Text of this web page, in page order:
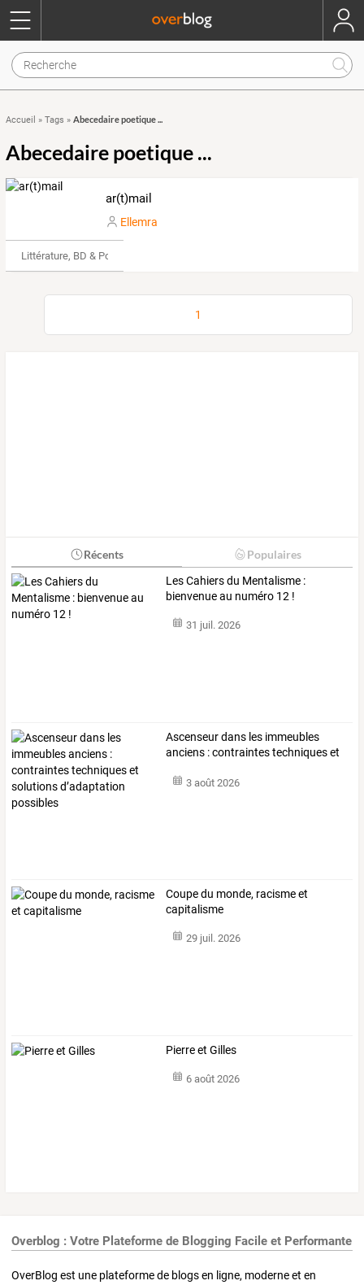
Accueil » Tags » Abecedaire poetique ...
Abecedaire poetique ...
ar(t)mail
Ellemra
Littérature, BD & Poésie
1
Récents Populaires
Les Cahiers du Mentalisme :
bienvenue au numéro 12 !
31 juil. 2026
Ascenseurdans les immeubles
anciens :contraintestechniqueset
3 août 2026
Coupe du monde, racisme et
capitalisme
29 juil. 2026
Pierre et Gilles
6 août 2026
Overblog : Votre Plateforme de Blogging Facile et Performante
OverBlog est une plateforme de blogs en ligne, moderne et en